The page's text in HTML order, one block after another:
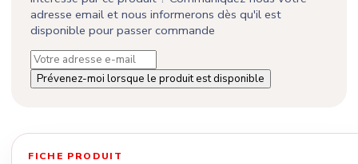
adresse email et nous informerons dès qu'il est
disponible pour passer commande
Prévenez-moi lorsque le produit est disponible
FICHE PRODUIT